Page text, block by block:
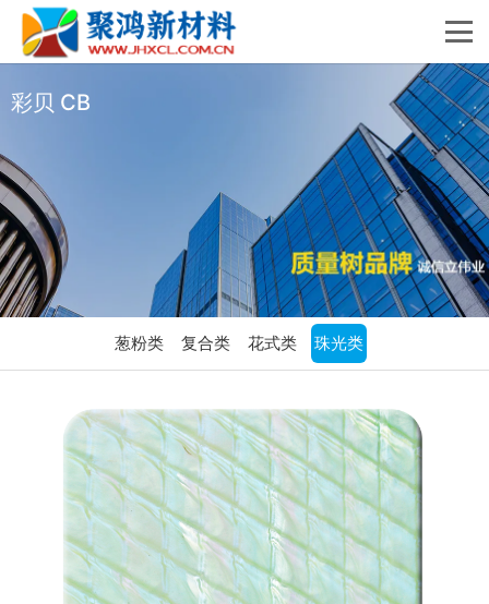
彩贝 CB
葱粉类 复合类 花式类 珠光类